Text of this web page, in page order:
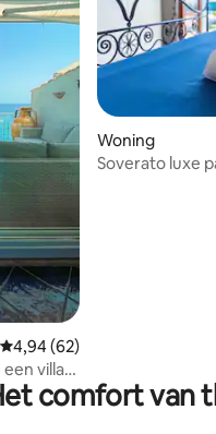
Gemiddelde beoordeling
4,94 (62)
villa
Woning
Soverato luxe
comfort van